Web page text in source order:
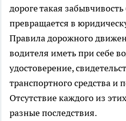
дороге такая
превращается в
Правила дорожного
водителя иметь при себе
удостоверение,
транспортного средства и
Отсутствие каждого из
разные последствия.